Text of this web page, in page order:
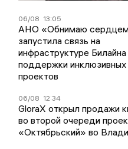
06/08 13:05
АНО «Обнимаю
запустила связь на
инфраструктуре
поддержки инклюзивных
проектов
06/08 12:34
GloraX открыл продажи
во второй очереди
«Октябрьский» во